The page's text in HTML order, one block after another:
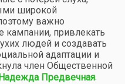
широкой
важно
кампании, привлекать
людей и создавать
адаптации и
член Общественной
Надежда Предвечная.